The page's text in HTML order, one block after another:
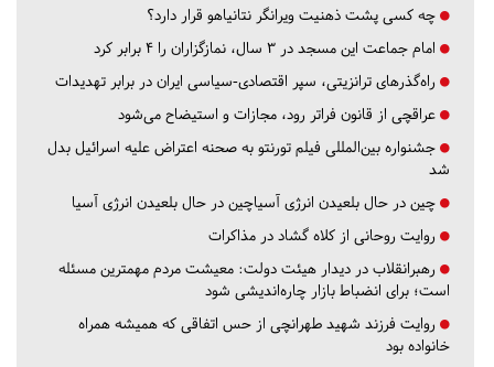
چه کسی پشت ذهنیت ویرانگر نتانیاهو قرار دارد؟
امام جماعت این مسجد در ۳ سال، نمازگزاران را ۴ برابر کرد
راه‌گذرهای ترانزیتی، سپر اقتصادی-سیاسی ایران در برابر تهدیدات
عراقچی از قانون فراتر رود، مجازات و استیضاح می‌شود
جشنواره بین‌المللی فیلم تورنتو به صحنه اعتراض علیه اسرائیل بدل
شد
چین در حال بلعیدن انرژی آسیاچین در حال بلعیدن انرژی آسیا
روایت روحانی از کلاه گشاد در مذاکرات
رهبرانقلاب در دیدار هیئت دولت: معیشت مردم مهمترین مسئله
است؛ برای انضباط بازار چاره‌اندیشی شود
روایت فرزند شهید طهرانچی از حس اتفاقی که همیشه همراه
خانواده بود